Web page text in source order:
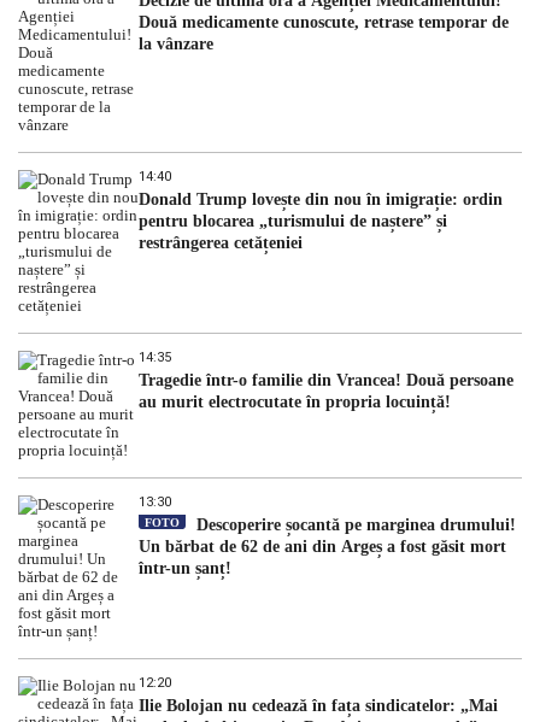
Două medicamente cunoscute, retrase temporar de
la vânzare
14:40
Donald Trump lovește din nou în imigrație: ordin
pentru blocarea „turismului de naștere” și
restrângerea cetățeniei
14:35
Tragedie într-o familie din Vrancea! Două persoane
au murit electrocutate în propria locuință!
13:30
FOTO
Descoperire șocantă pe marginea drumului!
Un bărbat de 62 de ani din Argeș a fost găsit mort
într-un șanț!
12:20
Ilie Bolojan nu cedează în fața sindicatelor: „Mai